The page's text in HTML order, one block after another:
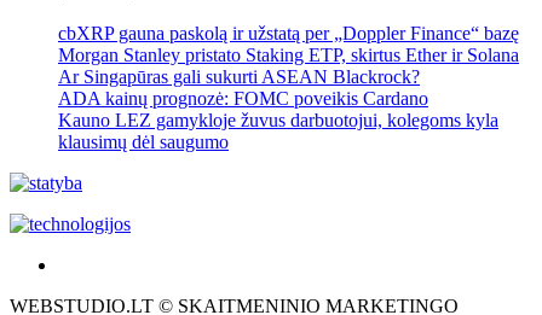
cbXRP gauna paskolą ir užstatą per „Doppler Finance“ bazę
Morgan Stanley pristato Staking ETP, skirtus Ether ir Solana
Ar Singapūras gali sukurti ASEAN Blackrock?
ADA kainų prognozė: FOMC poveikis Cardano
Kauno LEZ gamykloje žuvus darbuotojui, kolegoms kyla
klausimų dėl saugumo
tai
WEBSTUDIO.LT © SKAITMENINIO MARKETINGO